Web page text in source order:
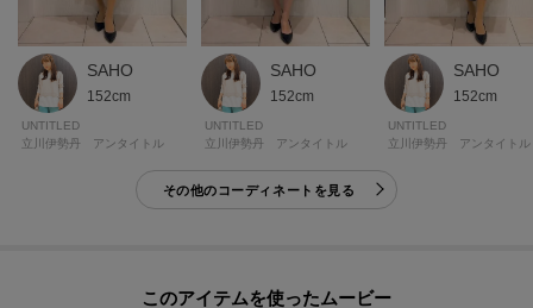
マイページでお気に入り一覧をチェックでき、自分だけのお買い物リストが
つくれちゃう♪
・・・・・・・・・・・・・・・・・・・・・・・・・・・・・・・・・・
・・・・・・・
※照明の関係により、実際よりも色味が違って見える場合があります。ま
SAHO
152cm
UNTITLED
立川伊勢丹 アンタイトル
SAHO
152cm
UNTITLED
立川伊勢丹 アンタイトル
SAHO
152cm
UNTITLED
立川伊勢丹 アンタイトル
その他のコーディネートを見る
このアイテムを使ったムービー